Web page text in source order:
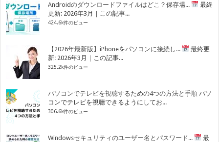
Androidのダウンロードファイルはどこ？保存場...
最終
更新: 2026年3月｜この記事...
424.6k件のビュー
【2026年最新版】iPhoneをパソコンに接続し...
最終更
新: 2026年3月｜この記事...
325.2k件のビュー
パソコンでテレビを視聴するための4つの方法と手順 パソ
コンでテレビを視聴できるようにしてお...
306.6k件のビュー
Windowsセキュリティのユーザー名とパスワード...
最